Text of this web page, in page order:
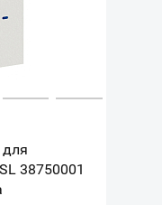
для
38750001